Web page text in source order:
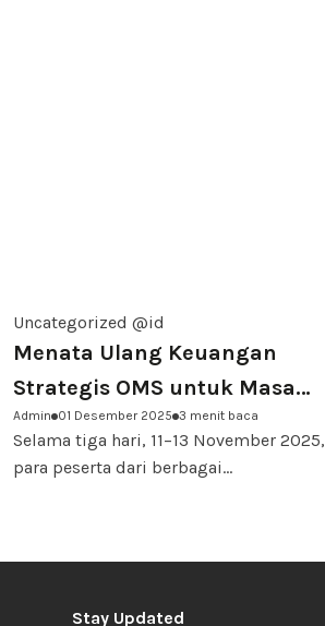
Uncategorized @id
Menata Ulang Keuangan
Strategis OMS untuk Masa
Depan yang Berkelanjutan
Admin 01 Desember 2025 3 menit baca
Selama tiga hari, 11–13 November 2025,
para peserta dari berbagai...
Stay Updated